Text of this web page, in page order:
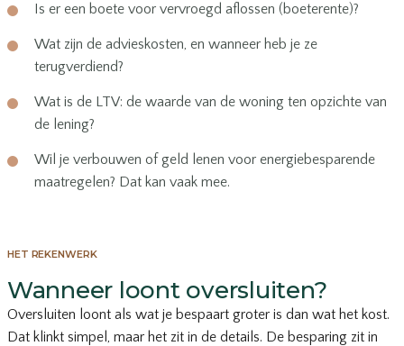
Is er een boete voor vervroegd aflossen (boeterente)?
Wat zijn de advieskosten, en wanneer heb je ze
terugverdiend?
Wat is de LTV: de waarde van de woning ten opzichte van
de lening?
Wil je verbouwen of geld lenen voor energiebesparende
maatregelen? Dat kan vaak mee.
HET REKENWERK
Wanneer loont oversluiten?
Oversluiten loont als wat je bespaart groter is dan wat het kost.
Dat klinkt simpel, maar het zit in de details. De besparing zit in